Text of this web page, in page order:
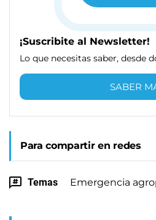
¡Suscribite al Newsletter!
Lo que necesitas saber, desde
SABER
Para compartir en redes
Temas Emergencia